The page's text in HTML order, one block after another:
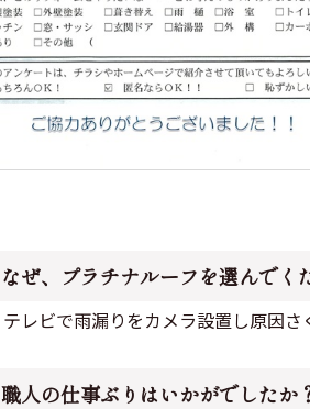
なぜ、プラチナルーフを選んでく
テレビで雨漏りをカメラ設置し原因
職人の仕事ぶりはいかがでしたか